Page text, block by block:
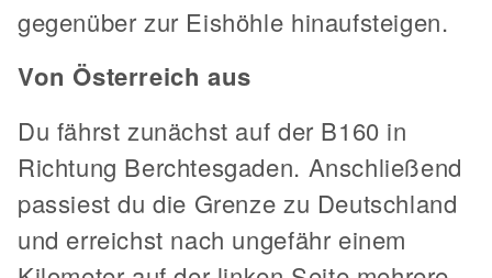
gegenüber zur Eishöhle hinaufsteigen.
Von Österreich aus
Du fährst zunächst auf der B160 in
Richtung Berchtesgaden. Anschließend
passiest du die Grenze zu Deutschland
und erreichst nach ungefähr einem